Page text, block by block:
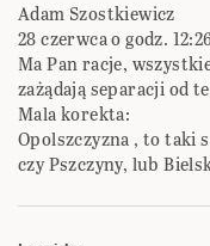
Adam Szostkiewicz
28 czerwca o godz.
Ma Pan racje,
zażądają separacji od
Mala korekta:
Opolszczyzna , to taki
czy Pszczyny, lub